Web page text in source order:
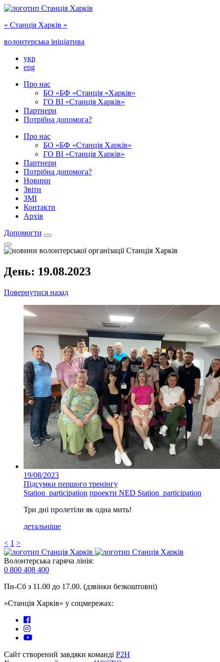
« Cтанція Харків »
волонтерська ініціатива
укр
eng
Про нас
БО «БФ «Станція «Харків»
ГО ‎ВІ «‎Станція Харків»
Партнери
Потрібна допомога?
Про нас
БО ‎«БФ «Станція Харків»
ГО ВІ «Станція Харків»
Партнери
Потрібна допомога?
Новини
Звіти
ЗМІ
Контакти
Архів
Допомогти
День: 19.08.2023
Повернутися назад
19/08/2023
Підсумки першого тренінгу
Station_participation проекти NED Station_participation
Три дні пролетіли як одна мить!
детальніше
< 1 >
Волонтерська гаряча лінія:
0 800 408 400
Пн-Сб з 11.00 до 17.00. (дзвінки безкоштовні)
«Станція Харків» у соцмережах:
Сайт створений завдяки команді P2H